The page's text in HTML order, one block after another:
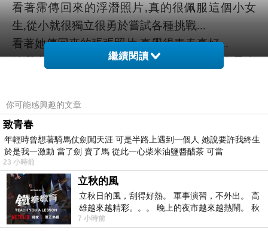
看著霈傳回來的浮潛照片,真的很佩服這個小女
生,從小就很獨立很勇於嘗試各種挑戰...
看著她傳回來的張張照片,真覺得青春真好...
給我家的霈五顆星100個讚!!!咱家女兒,妳真是太
繼續閱讀
你可能感興趣的文章
致青春
年輕時曾想著騎馬仗劍闖天涯 可是半路上遇到一個人 她說要許我終生
於是我一激動 當了劍 賣了馬 從此一心柴米油鹽醬醋茶 可當
23 小時前
立秋的風
立秋日的風，刮得好熱。 軍事演習，不外出。 高
雄越來越精彩。。。 晚上的夜市越來越熱鬧。 秋
天的風刮得很熱 夜遊消暑熱。。。
7 小時前